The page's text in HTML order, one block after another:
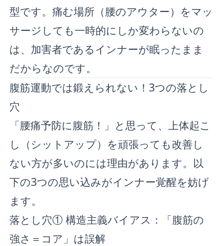
型です。痛む場所（腰のアウター）をマッ
サージしても一時的にしか変わらないの
は、加害者であるインナーが眠ったまま
だからなのです。
腹筋運動では鍛えられない！3つの落とし
穴
「腰痛予防に腹筋！」と思って、上体起こ
し（シットアップ）を頑張っても改善し
ない方が多いのには理由があります。以
下の3つの思い込みがインナー覚醒を妨げ
ます。
落とし穴① 構造主義バイアス：「腹筋の
強さ＝コア」は誤解